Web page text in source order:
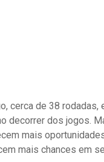
cerca de 38 rodadas,
decorrer dos jogos.
mais
mais chances em